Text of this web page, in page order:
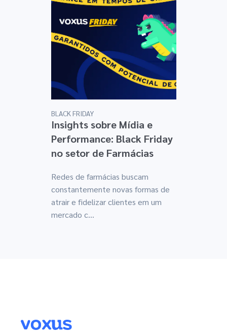
BLACK FRIDAY
Insights sobre Mídia e
Performance: Black Friday
no setor de Farmácias
Redes de farmácias buscam
constantemente novas formas de
atrair e fidelizar clientes em um
mercado c...